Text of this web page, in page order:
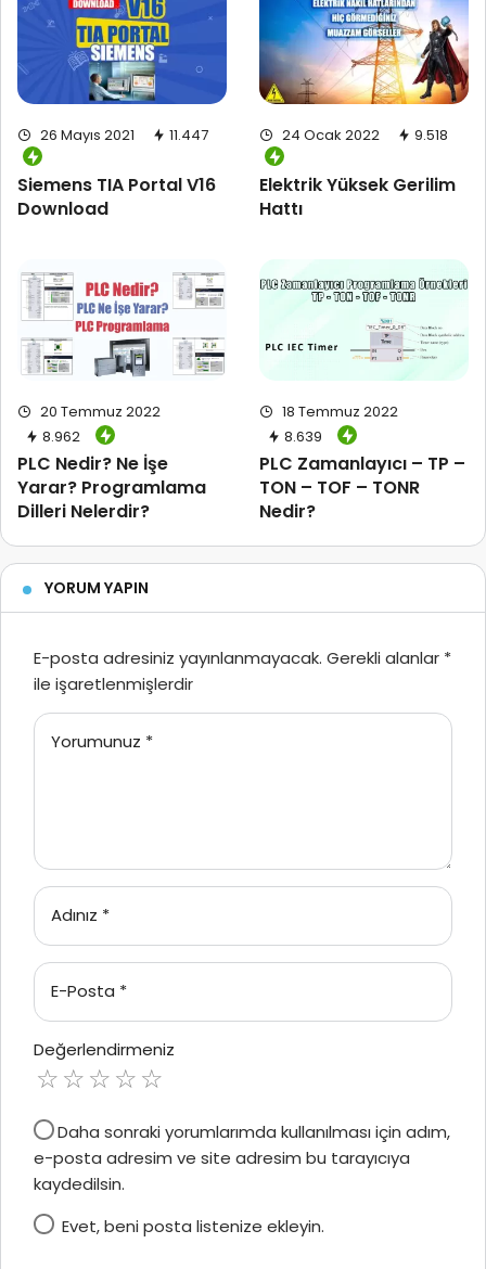
26 Mayıs 2021 11.447
Siemens TIA Portal V16
Download
24 Ocak 2022 9.518
Elektrik Yüksek Gerilim
Hattı
20 Temmuz 2022
8.962
PLC Nedir? Ne İşe
Yarar? Programlama
Dilleri Nelerdir?
18 Temmuz 2022
8.639
PLC Zamanlayıcı – TP –
TON – TOF – TONR
Nedir?
YORUM YAPIN
E-posta adresiniz yayınlanmayacak. Gerekli alanlar *
ile işaretlenmişlerdir
Yorumunuz *
Adınız *
E-Posta *
Değerlendirmeniz
Daha sonraki yorumlarımda kullanılması için adım,
e-posta adresim ve site adresim bu tarayıcıya
kaydedilsin.
Evet, beni posta listenize ekleyin.